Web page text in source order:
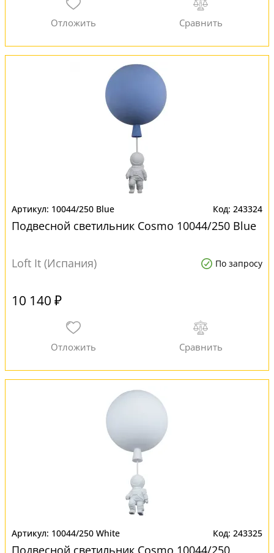
10044/250 Blue 243324
Подвесной светильник Cosmo 10044/250 Blue
Loft It (Испания) По запросу
10 140 ₽
10044/250 White 243325
Подвесной светильник Cosmo 10044/250